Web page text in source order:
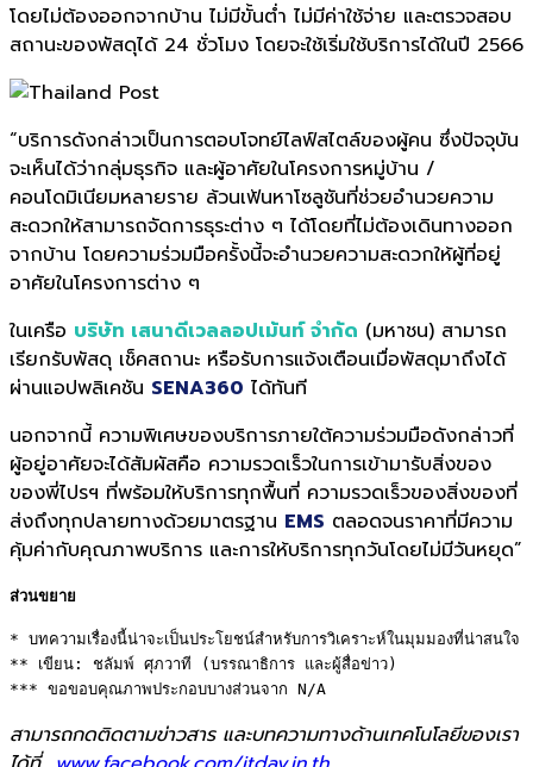
โดยไม่ต้องออกจากบ้าน ไม่มีขั้นต่ำ ไม่มีค่าใช้จ่าย และตรวจสอบ
สถานะของพัสดุได้ 24 ชั่วโมง โดยจะใช้เริ่มใช้บริการได้ในปี 2566
“บริการดังกล่าวเป็นการตอบโจทย์ไลฟ์สไตล์ของผู้คน ซึ่งปัจจุบัน
จะเห็นได้ว่ากลุ่มธุรกิจ และผู้อาศัยในโครงการหมู่บ้าน /
คอนโดมิเนียมหลายราย ล้วนเฟ้นหาโซลูชันที่ช่วยอำนวยความ
สะดวกให้สามารถจัดการธุระต่าง ๆ ได้โดยที่ไม่ต้องเดินทางออก
จากบ้าน โดยความร่วมมือครั้งนี้จะอำนวยความสะดวกให้ผู้ที่อยู่
อาศัยในโครงการต่าง ๆ
ในเครือ บริษัท เสนาดีเวลลอปเม้นท์ จำกัด (มหาชน) สามารถ
เรียกรับพัสดุ เช็คสถานะ หรือรับการแจ้งเตือนเมื่อพัสดุมาถึงได้
ผ่านแอปพลิเคชัน SENA360 ได้ทันที
นอกจากนี้ ความพิเศษของบริการภายใต้ความร่วมมือดังกล่าวที่
ผู้อยู่อาศัยจะได้สัมผัสคือ ความรวดเร็วในการเข้ามารับสิ่งของ
ของพี่ไปรฯ ที่พร้อมให้บริการทุกพื้นที่ ความรวดเร็วของสิ่งของที่
ส่งถึงทุกปลายทางด้วยมาตรฐาน EMS ตลอดจนราคาที่มีความ
คุ้มค่ากับคุณภาพบริการ และการให้บริการทุกวันโดยไม่มีวันหยุด”
ส่วนขยาย
* บทความเรื่องนี้น่าจะเป็นประโยชน์สำหรับการวิเคราะห์ในมุมมองที่น่าสนใจ
** เขียน: ชลัมพ์ ศุภวาที (บรรณาธิการ และผู้สื่อข่าว)
*** ขอขอบคุณภาพประกอบบางส่วนจาก N/A
สามารถกดติดตามข่าวสาร และบทความทางด้านเทคโนโลยีของเรา